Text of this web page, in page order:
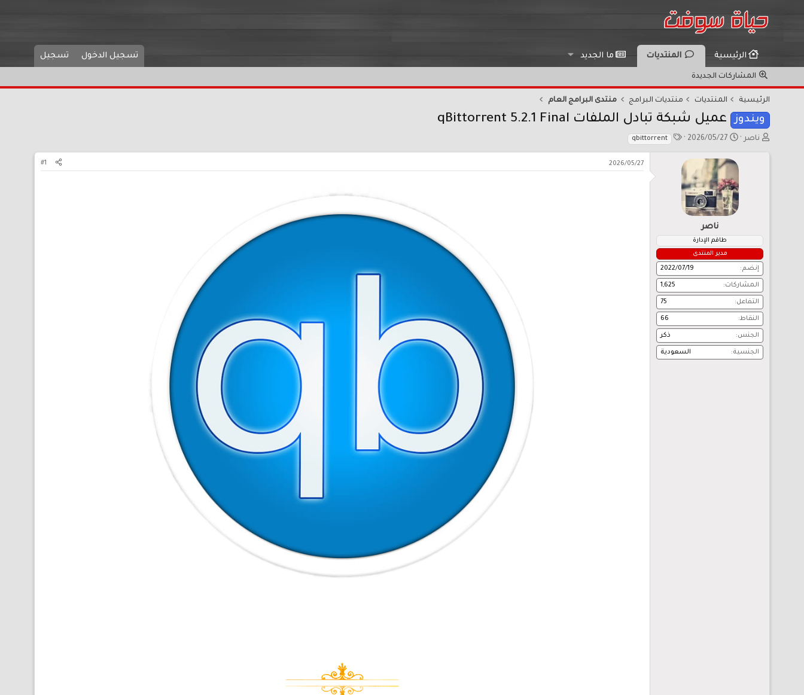
الرئيسية المنتديات ما الجديد تسجيل الدخول تسجيل
المشاركات الجديدة
الرئيسية المنتديات منتديات البرامج منتدى البرامج العام
ويندوز عميل شبكة تبادل الملفات qBittorrent 5.2.1 Final
ب
ع
ناصر
ت
ر
خ
ا
ل
ب
ء
2026/05/27
ا qbittorrent
ناصر
طاقم الإدارة
مدير المنتدى
إنضم 2022/07/19
المشاركات 1,625
التفاعل 75
النقاط 66
الجنس ذكر
الجنسية السعودية
2026/05/27
#1